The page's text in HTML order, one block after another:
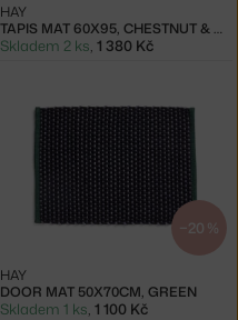
TAPIS MAT 60X95, CHESTNUT & BLUE
HAY
Skladem 2 ks 1 380 Kč
−20 %
DOOR MAT 50X70CM, GREEN
HAY
Skladem 1 ks 1 100 Kč